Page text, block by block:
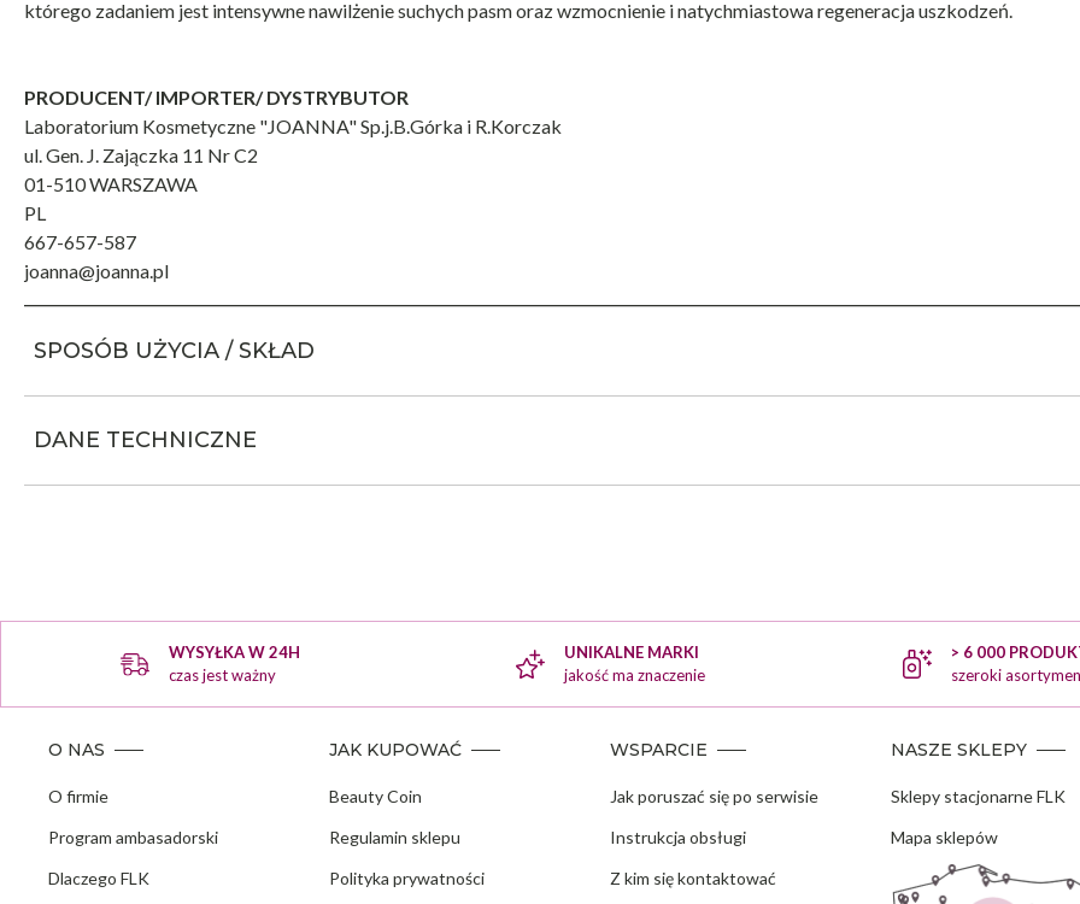
którego zadaniem jest intensywne nawilżenie suchych pasm oraz wzmocnienie i natychmiastowa regeneracja uszkodzeń.
PRODUCENT/ IMPORTER/ DYSTRYBUTOR
Laboratorium Kosmetyczne "JOANNA" Sp.j.B.Górka i R.Korczak
ul. Gen. J. Zajączka 11 Nr C2
01-510 WARSZAWA
PL
667-657-587
joanna@joanna.pl
SPOSÓB UŻYCIA / SKŁAD
DANE TECHNICZNE
WYSYŁKA W 24H
czas jest ważny
UNIKALNE MARKI
jakość ma znaczenie
> 6 000
szeroki
O NAS
O firmie
Program ambasadorski
Dlaczego FLK
JAK KUPOWAĆ
Beauty Coin
Regulamin sklepu
Polityka prywatności
WSPARCIE
Jak poruszać się po serwisie
Instrukcja obsługi
Z kim się kontaktować
NASZE SKLEPY
Sklepy stacjonarne FLK
Mapa sklepów